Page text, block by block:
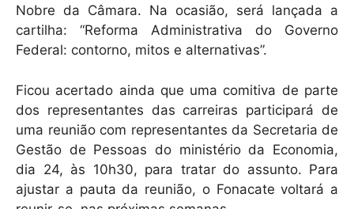
Nobre da Câmara. Na ocasião, será lançada a
cartilha: “Reforma Administrativa do Governo
Federal: contorno, mitos e alternativas”.
Ficou acertado ainda que uma comitiva de parte
dos representantes das carreiras participará de
uma reunião com representantes da Secretaria de
Gestão de Pessoas do ministério da Economia,
dia 24, às 10h30, para tratar do assunto. Para
ajustar a pauta da reunião, o Fonacate voltará a